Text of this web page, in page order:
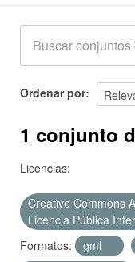
Acerca de
Ordenar por
1 conjunto
Licencias:
Creative Commons
Licencia Pública
Formatos:
gml